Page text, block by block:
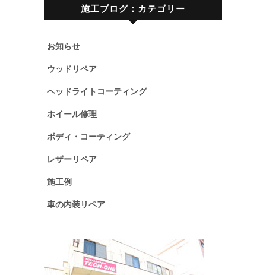
施工ブログ：カテゴリー
お知らせ
ウッドリペア
ヘッドライトコーティング
ホイール修理
ボディ・コーティング
レザーリペア
施工例
車の内装リペア